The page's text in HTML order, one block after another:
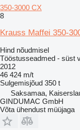
350-3000 CX
8
Krauss Maffei 350-
Hind nõudmisel
Tööstusseadmed - süst
2012
46 424 m/t
Sulgemisjõud 350 t
Saksamaa,
GINDUMAC GmbH
Võta ühendust müüjaga